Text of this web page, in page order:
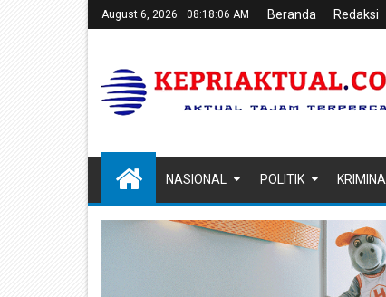
August 6, 2026 08:18:07 AM Beranda Redaksi
NASIONAL POLITIK KRIMINAL